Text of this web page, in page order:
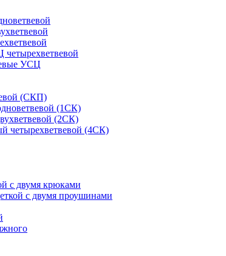
УСЦ
(СКП)
(1СК)
(2СК)
четырехветвевой (4СК)
с двумя крюками
с двумя проушинами